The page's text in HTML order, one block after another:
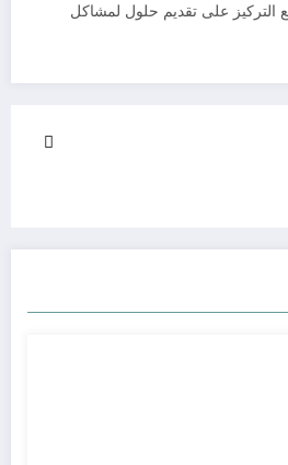
التركيز على تقديم حلول لمشاكل